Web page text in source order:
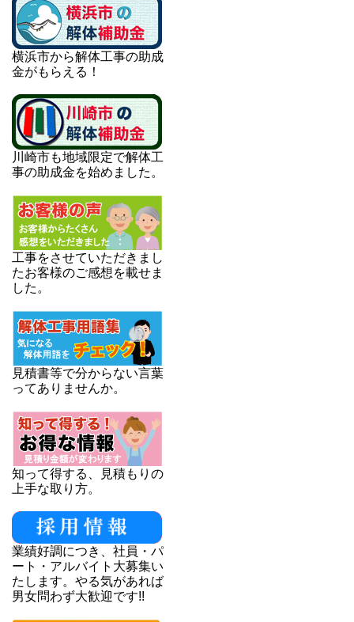
横浜市から解体工事の助成
金がもらえる！
川崎市も地域限定で解体工
事の助成金を始めました。
工事をさせていただきまし
たお客様のご感想を載せま
した。
見積書等で分からない言葉
ってありませんか。
知って得する、見積もりの
上手な取り方。
業績好調につき、社員・パ
ート・アルバイト大募集い
たします。やる気があれば
男女問わず大歓迎です!!